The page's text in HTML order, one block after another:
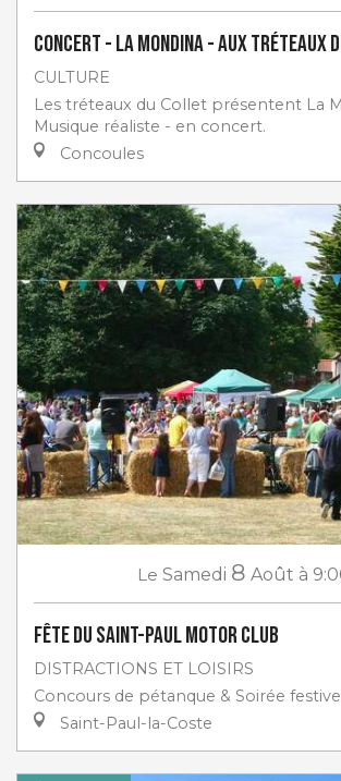
Concert - La Mondina - aux Tréteaux
CULTURE
Les tréteaux du Collet présentent La
Musique réaliste - en concert.
Concoules
Le Samedi 8 Août à
Fête du Saint-Paul Motor club
DISTRACTIONS ET LOISIRS
Concours de pétanque & Soirée festive
Saint-Paul-la-Coste